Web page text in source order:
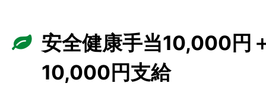
安全健康手当10,000円
10,000円支給